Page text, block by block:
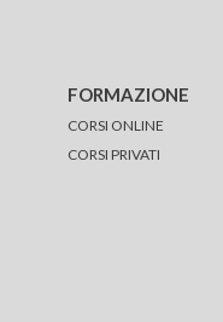
FORMAZIONE
CORSI ONLINE
CORSI PRIVATI